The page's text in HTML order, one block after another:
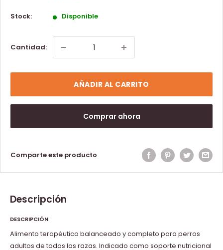
Stock: Disponible
Cantidad:
AÑADIR AL CARRITO
Comprar ahora
Comparte este producto
Descripción
DESCRIPCIÓN
Alimento terapéutico balanceado y completo para perros
adultos de todas las razas. Indicado como soporte nutricional